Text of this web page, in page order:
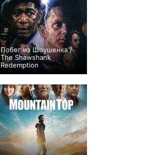
Побег из Шоушенка /
The Shawshank
Redemption
+1